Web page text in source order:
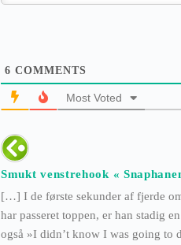
6 COMMENTS
Most Voted
Smukt venstrehook «
[…] I de første sekunder af fjerde
har passeret toppen, er han stadig
også »I didn’t know I was going